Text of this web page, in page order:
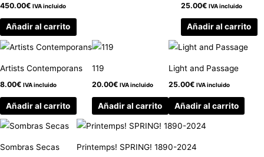
450.00€ IVA incluido
Añadir al carrito
25.00€ IVA incluido
Añadir al carrito
Artists Contemporans
8.00€ IVA incluido
Añadir al carrito
119
20.00€ IVA incluido
Añadir al carrito
Light and Passage
25.00€ IVA incluido
Añadir al carrito
Sombras Secas Printemps! SPRING! 1890-2024